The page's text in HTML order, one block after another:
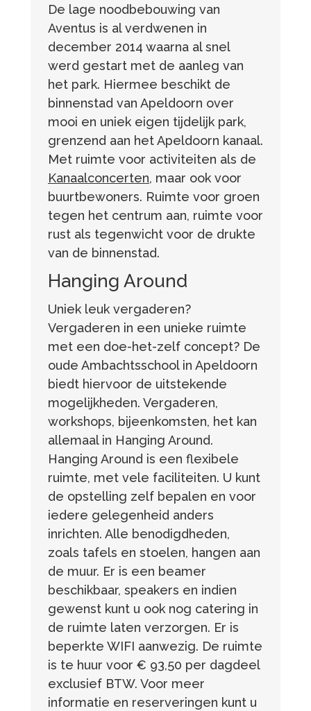
De lage noodbebouwing van
Aventus is al verdwenen in
december 2014 waarna al snel
werd gestart met de aanleg van
het park. Hiermee beschikt de
binnenstad van Apeldoorn over
mooi en uniek eigen tijdelijk park,
grenzend aan het Apeldoorn kanaal.
Met ruimte voor activiteiten als de
Kanaalconcerten, maar ook voor
buurtbewoners. Ruimte voor groen
tegen het centrum aan, ruimte voor
rust als tegenwicht voor de drukte
van de binnenstad.
Hanging Around
Uniek leuk vergaderen?
Vergaderen in een unieke ruimte
met een doe-het-zelf concept? De
oude Ambachtsschool in Apeldoorn
biedt hiervoor de uitstekende
mogelijkheden. Vergaderen,
workshops, bijeenkomsten, het kan
allemaal in Hanging Around.
Hanging Around is een flexibele
ruimte, met vele faciliteiten. U kunt
de opstelling zelf bepalen en voor
iedere gelegenheid anders
inrichten. Alle benodigdheden,
zoals tafels en stoelen, hangen aan
de muur. Er is een beamer
beschikbaar, speakers en indien
gewenst kunt u ook nog catering in
de ruimte laten verzorgen. Er is
beperkte WIFI aanwezig. De ruimte
is te huur voor € 93,50 per dagdeel
exclusief BTW. Voor meer
informatie en reserveringen kunt u